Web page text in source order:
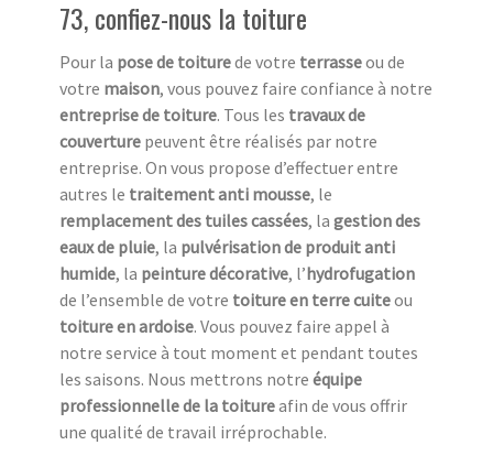
73, confiez-nous la toiture
Pour la pose de toiturede votre terrasseou de
votre maison, vous pouvez faire confiance à notre
entreprise de toiture. Tous les travaux de
couverture peuvent être réalisés par notre
entreprise. On vous propose d’effectuer entre
autres le traitement anti mousse, le
remplacement des tuiles cassées, la gestion des
eaux de pluie, la pulvérisation de produit anti
humide, la peinture décorative, l’hydrofugation
de l’ensemble de votre toiture en terre cuiteou
toiture en ardoise. Vous pouvez faire appel à
notre service à tout moment et pendant toutes
les saisons. Nous mettrons notre équipe
professionnelle de la toitureafin de vous offrir
une qualité de travail irréprochable.